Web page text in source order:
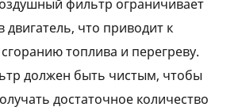
фильтр ограничивает
двигатель, что приводит к
топлива и перегреву.
должен быть чистым, чтобы
достаточное количество